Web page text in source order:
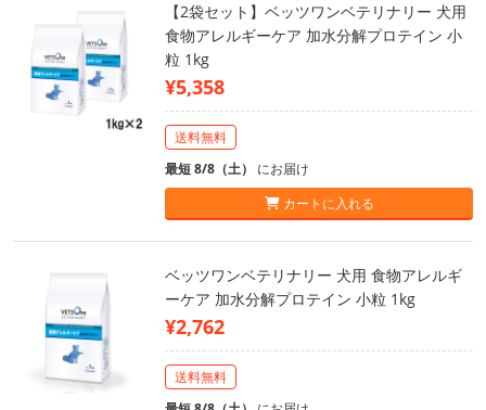
【2袋セット】ベッツワンベテリナリー 犬用
食物アレルギーケア 加水分解プロテイン 小
粒 1kg
¥5,358
送料無料
最短 8/8（土） にお届け
カートに入れる
ベッツワンベテリナリー 犬用 食物アレルギ
ーケア 加水分解プロテイン 小粒 1kg
¥2,762
送料無料